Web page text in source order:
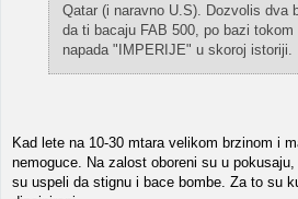
Qatar (i naravno U.S). Dozvolis dva
da ti bacaju FAB 500, po bazi tokom
napada "IMPERIJE" u skoroj istoriji.
Kad lete na 10-30 mtara velikom brzinom i
nemoguce. Na zalost oboreni su u
su uspeli da stignu i bace bombe. Za to su